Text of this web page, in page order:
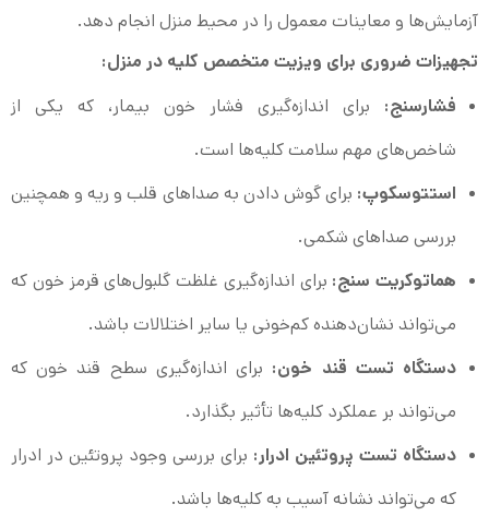
آزمایش‌ها و معاینات معمول را در محیط منزل انجام دهد.
تجهیزات ضروری برای ویزیت متخصص کلیه در منزل:
فشارسنج:برای اندازه‌گیری فشار خون بیمار، که یکی از
شاخص‌های مهم سلامت کلیه‌ها است.
استتوسکوپ:برای گوش دادن به صداهای قلب و ریه و همچنین
بررسی صداهای شکمی.
هماتوکریت سنج:برای اندازه‌گیری غلظت گلبول‌های قرمز خون که
می‌تواند نشان‌دهنده کم‌خونی یا سایر اختلالات باشد.
دستگاه تست قند خون:برای اندازه‌گیری سطح قند خون که
می‌تواند بر عملکرد کلیه‌ها تأثیر بگذارد.
دستگاه تست پروتئین ادرار:برای بررسی وجود پروتئین در ادرار
که می‌تواند نشانه آسیب به کلیه‌ها باشد.